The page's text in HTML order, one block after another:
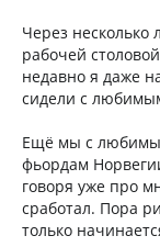
Через несколько
рабочей
недавно я даже
сидели с
Ещё мы с
фьордам
говоря уже про
сработал. Пора
только